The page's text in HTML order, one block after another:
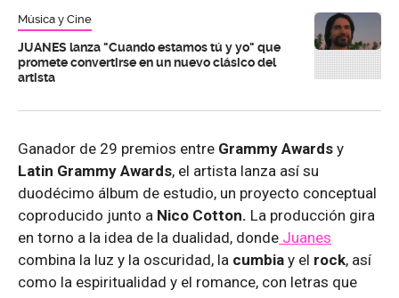
Música y Cine
JUANES lanza "Cuando estamos tú y yo" que
promete convertirse en un nuevo clásico del
artista
Ganador de 29 premios entre Grammy Awards y
Latin Grammy Awards, el artista lanza así su
duodécimo álbum de estudio, un proyecto conceptual
coproducido junto a Nico Cotton. La producción gira
en torno a la idea de la dualidad, donde Juanes
combina la luz y la oscuridad, la cumbia y el rock, así
como la espiritualidad y el romance, con letras que